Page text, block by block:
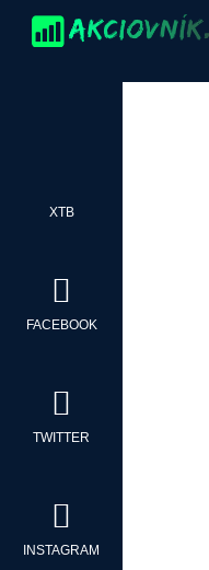
XTB
FACEBOOK
TWITTER
INSTAGRAM